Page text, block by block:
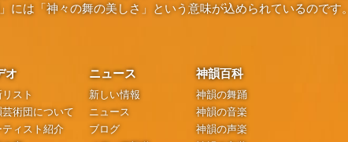
は「神々の舞の美しさ」という意味が込められているのです。
オ
スト
芸術団について
ティスト紹介
ニュース
新しい情報
ニュース
ブログ
神韻百科
神韻の舞踊
神韻の音楽
神韻の声楽